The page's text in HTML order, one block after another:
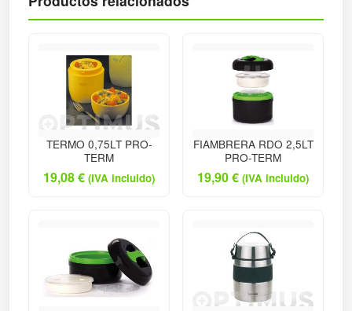
TERMO 0,75LT PRO-
TERM
19,08€ (IVA incluido)
FIAMBRERA RDO 2,5LT
PRO-TERM
19,90€ (IVA incluido)